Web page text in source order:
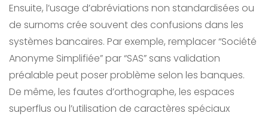
Ensuite, l’usage d’abréviations non standardisées ou
de surnoms crée souvent des confusions dans les
systèmes bancaires. Par exemple, remplacer “Société
Anonyme Simplifiée” par “SAS” sans validation
préalable peut poser problème selon les banques.
De même, les fautes d’orthographe, les espaces
superflus ou l’utilisation de caractères spéciaux